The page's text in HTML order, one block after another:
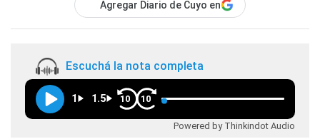
Agregar Diario de Cuyo en
Escuchá la nota completa
1 1.5 10 10
Powered by Thinkindot Audio